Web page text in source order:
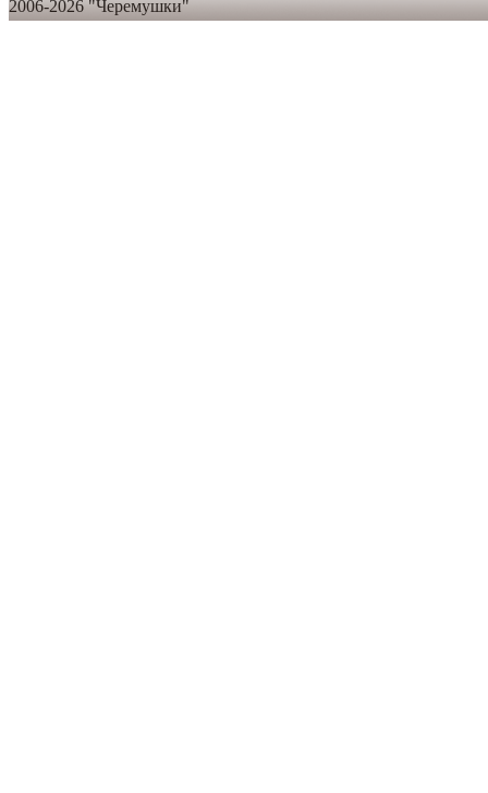
2006-2026 "Черемушки"